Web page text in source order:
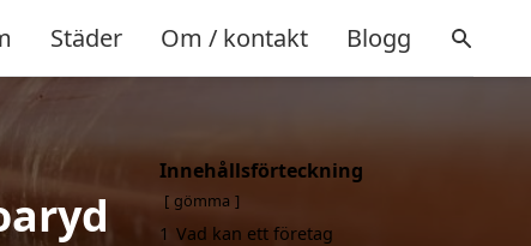
Städer Om / kontakt Blogg
Innehållsförteckning
gömma
1 Vad kan ett företag